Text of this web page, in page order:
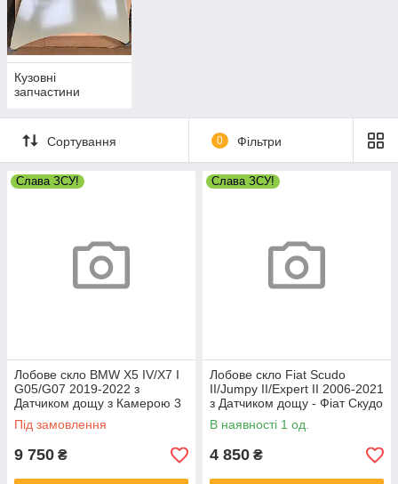
Кузовні
запчастини
Сортування 0 Фільтри
Слава ЗСУ!
Лобове скло BMW X5 IV/X7 I
G05/G07 2019-2022 з
Датчиком дощу з Камерою 3
лінзи - БМВ Х5/Х7
Під замовлення
9 750 ₴
Слава ЗСУ!
Лобове скло Fiat Scudo
II/Jumpy II/Expert II 2006-2021
з Датчиком дощу - Фіат Скудо
В наявності 1 од.
4 850 ₴